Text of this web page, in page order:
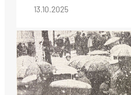
13.10.2025